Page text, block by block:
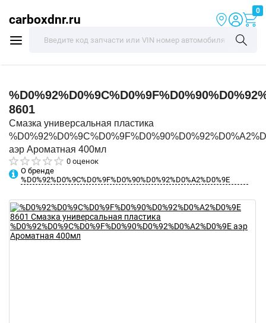
carboxdnr.ru
0
8601
Смазка универсальная пластика
аэр Ароматная 400мл
0 оценок
О бренде
%D0%92%D0%9C%D0%9F%D0%90%D0%92%D0%A2%D0%9E